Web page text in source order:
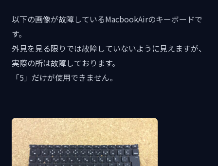
以下の画像が故障しているMacbookAirのキーボードで
す。
外見を見る限りでは故障していないように見えますが、
実際の所は故障しております。
「5」だけが使用できません。